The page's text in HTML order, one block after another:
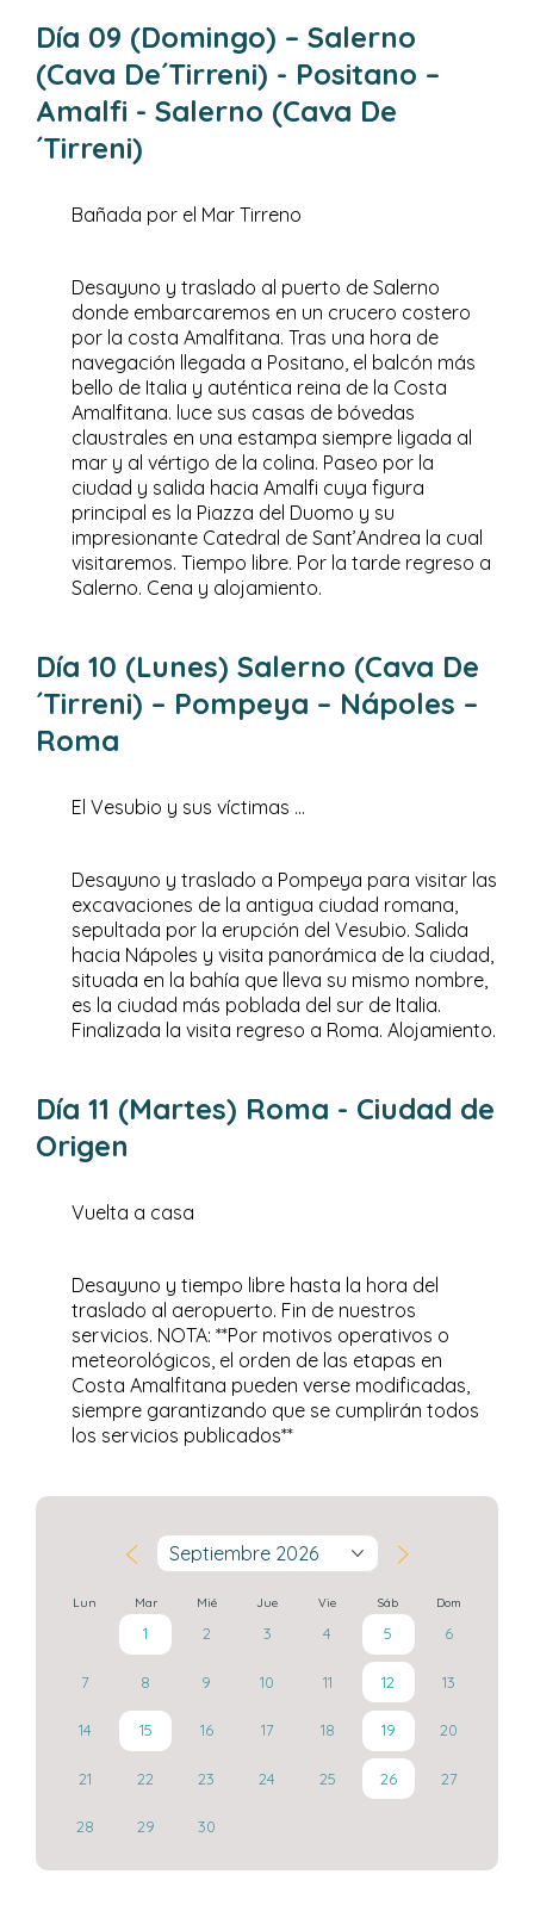
Día 09 (Domingo) – Salerno
(Cava De´Tirreni) - Positano –
Amalfi - Salerno (Cava De
´Tirreni)
Bañada por el Mar Tirreno
Desayuno y traslado al puerto de Salerno
donde embarcaremos en un crucero costero
por la costa Amalfitana. Tras una hora de
navegación llegada a Positano, el balcón más
bello de Italia y auténtica reina de la Costa
Amalfitana. luce sus casas de bóvedas
claustrales en una estampa siempre ligada al
mar y al vértigo de la colina. Paseo por la
ciudad y salida hacia Amalfi cuya figura
principal es la Piazza del Duomo y su
impresionante Catedral de Sant’Andrea la cual
visitaremos. Tiempo libre. Por la tarde regreso a
Salerno. Cena y alojamiento.
Día 10 (Lunes) Salerno (Cava De
´Tirreni) – Pompeya – Nápoles –
Roma
El Vesubio y sus víctimas …
Desayuno y traslado a Pompeya para visitar las
excavaciones de la antigua ciudad romana,
sepultada por la erupción del Vesubio. Salida
hacia Nápoles y visita panorámica de la ciudad,
situada en la bahía que lleva su mismo nombre,
es la ciudad más poblada del sur de Italia.
Finalizada la visita regreso a Roma. Alojamiento.
Día 11 (Martes) Roma - Ciudad de
Origen
Vuelta a casa
Desayuno y tiempo libre hasta la hora del
traslado al aeropuerto. Fin de nuestros
servicios. NOTA: **Por motivos operativos o
meteorológicos, el orden de las etapas en
Costa Amalfitana pueden verse modificadas,
siempre garantizando que se cumplirán todos
los servicios publicados**
Septiembre 2026
Lun Mar Mié Jue Vie Sáb Dom
1 2 3 4 5 6
7 8 9 10 11 12 13
14 15 16 17 18 19 20
21 22 23 24 25 26 27
28 29 30